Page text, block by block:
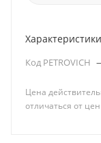
Характеристики
Код PETROVICH
Цена
отличаться от